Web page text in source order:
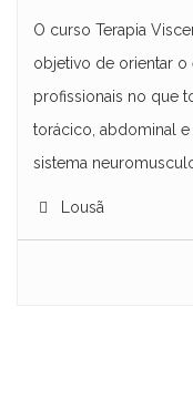
O curso Terapia
objetivo de orientar
profissionais no que
torácico, abdominal
sistema
Lousã